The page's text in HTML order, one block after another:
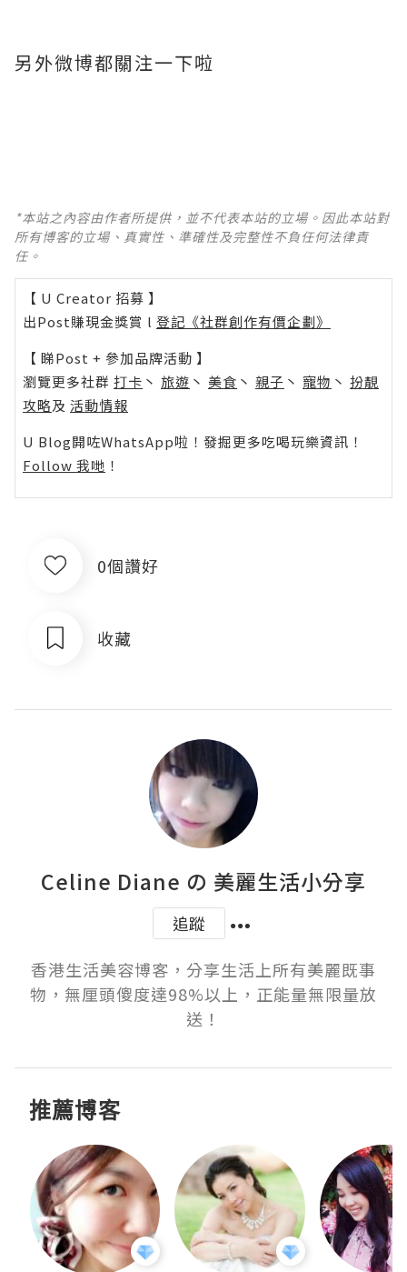
另外微博都關注一下啦
*本站之內容由作者所提供，並不代表本站的立場。因此本站對
所有博客的立場、真實性、準確性及完整性不負任何法律責
任。
【 U Creator 招募 】
出Post賺現金獎賞 l 登記《社群創作有價企劃》
【 睇Post + 參加品牌活動 】
瀏覽更多社群 打卡 丶 旅遊 丶 美食 丶 親子 丶 寵物 丶 扮靚
攻略及 活動情報
U Blog開咗WhatsApp啦！發掘更多吃喝玩樂資訊！
Follow 我哋 ！
0個讚好
收藏
Celine Diane の 美麗生活小分享
追蹤
香港生活美容博客，分享生活上所有美麗既事
物，無厘頭傻度達98%以上，正能量無限量放
送！
推薦博客